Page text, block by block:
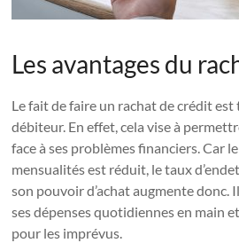
Les avantages du
Le fait de faire un rachat de crédit
débiteur. En effet, cela vise à
face à ses problèmes financiers. Car
mensualités est réduit, le taux
son pouvoir d’achat augmente donc.
ses dépenses quotidiennes en main
pour les imprévus.